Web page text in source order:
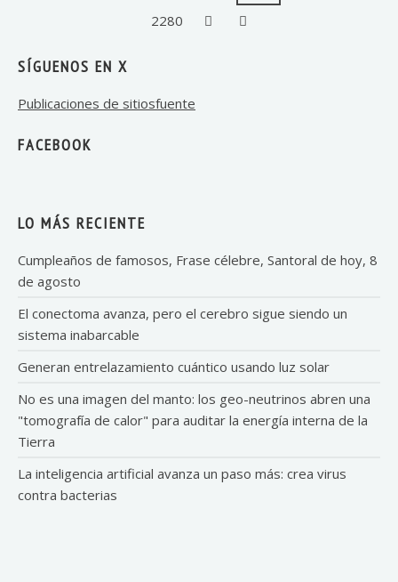
2280
SÍGUENOS EN X
Publicaciones de sitiosfuente
FACEBOOK
LO MÁS RECIENTE
Cumpleaños de famosos, Frase célebre, Santoral de hoy, 8
de agosto
El conectoma avanza, pero el cerebro sigue siendo un
sistema inabarcable
Generan entrelazamiento cuántico usando luz solar
No es una imagen del manto: los geo-neutrinos abren una
"tomografía de calor" para auditar la energía interna de la
Tierra
La inteligencia artificial avanza un paso más: crea virus
contra bacterias